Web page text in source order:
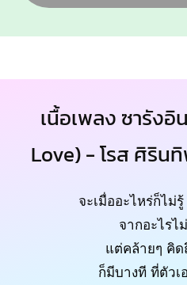
เนื้อเพลง ซารังอิ
Love) - โรส ศิริน
จะเมื่ออะไหร่ก็ไม่
จากอะไรไ
แต่คล้ายๆ คิด
ก็มีบางที ที่ตัวเ